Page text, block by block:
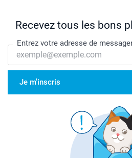
Recevez tous les bons
Entrez votre adresse de
Je m'inscris